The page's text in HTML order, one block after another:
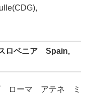
ロベニア Spain,
ローマ アテネ ミ